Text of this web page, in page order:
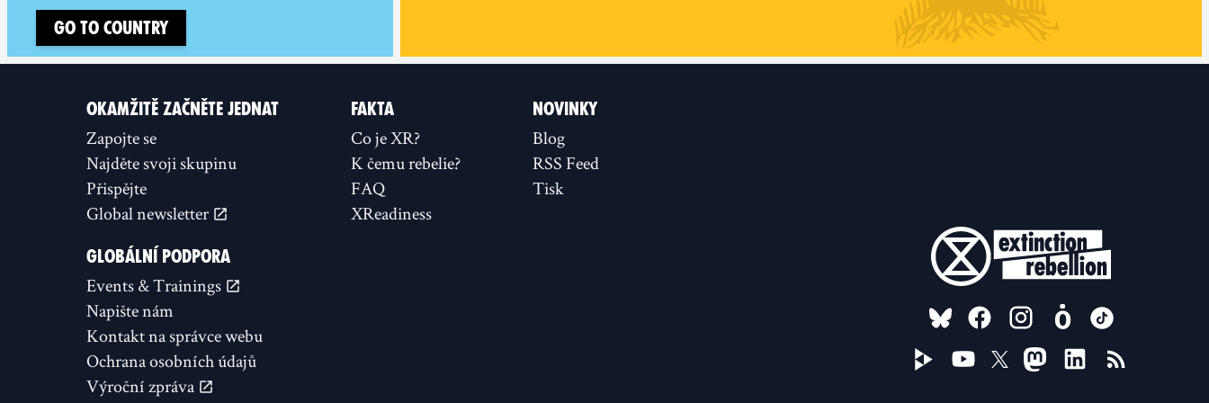
Go to country
OKAMŽITĚ ZAČNĚTE JEDNAT
Zapojte se
Najděte svoji skupinu
Přispějte
Global newsletter
FAKTA
Co je XR?
K čemu rebelie?
FAQ
XReadiness
NOVINKY
Blog
RSS Feed
Tisk
GLOBÁLNÍ PODPORA
Events & Trainings
Napište nám
Kontakt na správce webu
Ochrana osobních údajů
Výroční zpráva
FOLLOW US ON